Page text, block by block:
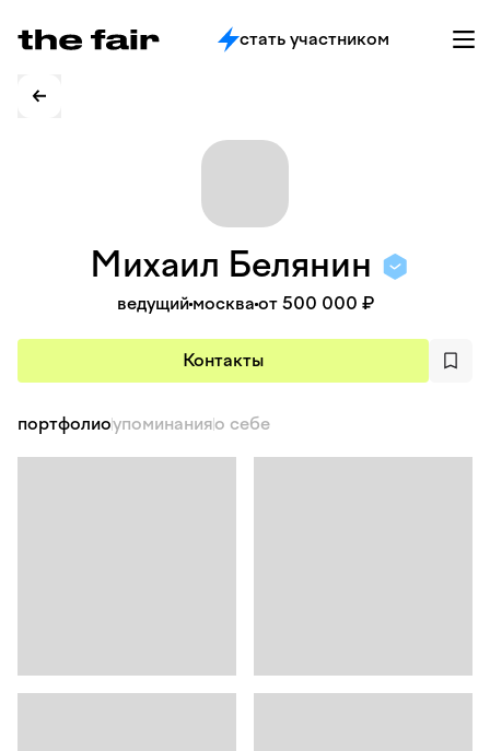
стать участником
Михаил Белянин
ведущиймоскваот 500 000 ₽
Контакты
портфолиоупоминанияо себе